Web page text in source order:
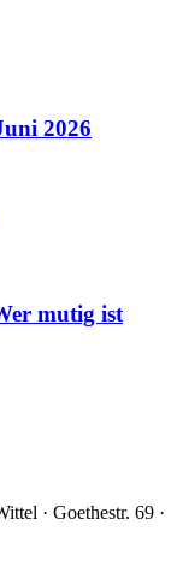
2026
mutig ist
· Goethestr. 69 ·